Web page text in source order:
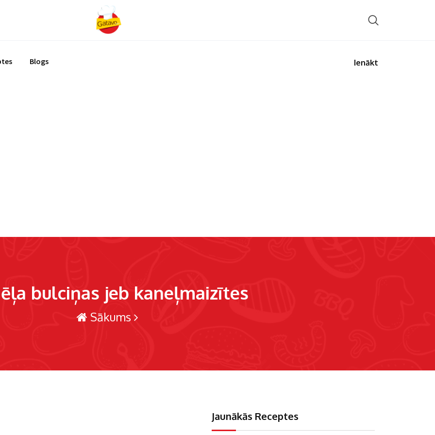
Blogs Ienākt
bulciņas jeb kaneļmaizītes
Sākums
Jaunākās Receptes